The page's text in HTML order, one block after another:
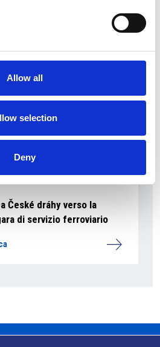
Allow all
selection
Deny
České dráhy verso la
di servizio ferroviario